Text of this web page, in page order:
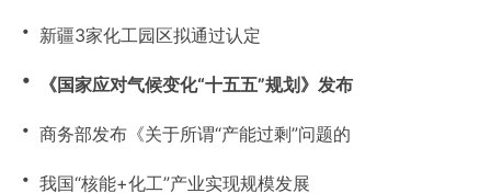
・ 新疆3家化工园区拟通过认定
・ 《国家应对气候变化“十五五”规划》发布
・ 商务部发布《关于所谓“产能过剩”问题的
・ 我国“核能+化工”产业实现规模发展